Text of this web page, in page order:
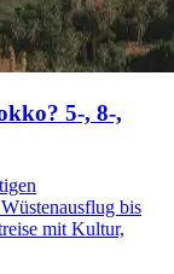
5-, 8-,
bis
mit Kultur,